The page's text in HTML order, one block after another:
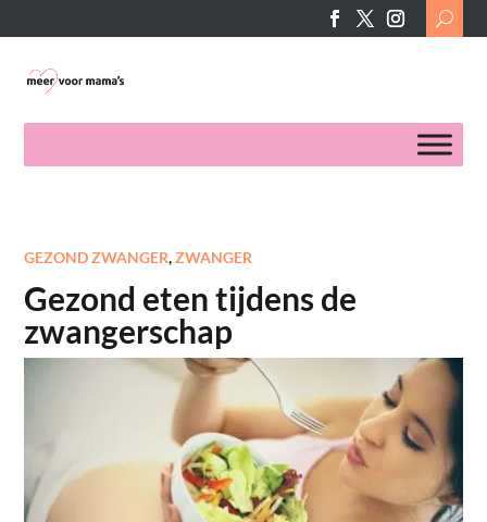
Search
for:
GEZOND ZWANGER,ZWANGER
Gezond eten tijdens de
zwangerschap